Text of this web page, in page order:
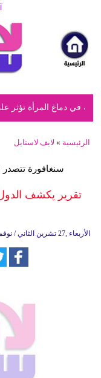
دماغ المرأة تؤثر على
الرئيسية » لايف لاستايل
سنغافورة تتصدر
تقرير يكشف
07:08 2019 الأربعاء ,27 تشرين الثاني / نوفمبر